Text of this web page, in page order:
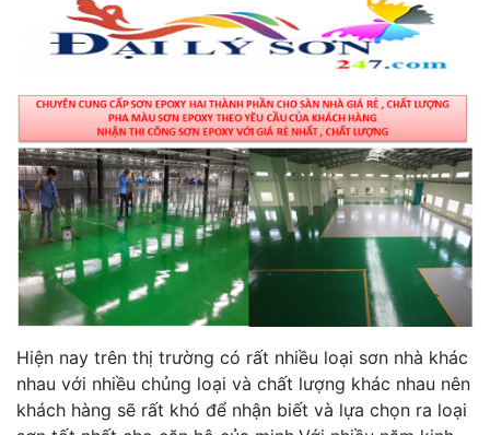
Hiện nay trên thị trường có rất nhiều loại sơn nhà khác
nhau với nhiều chủng loại và chất lượng khác nhau nên
khách hàng sẽ rất khó để nhận biết và lựa chọn ra loại